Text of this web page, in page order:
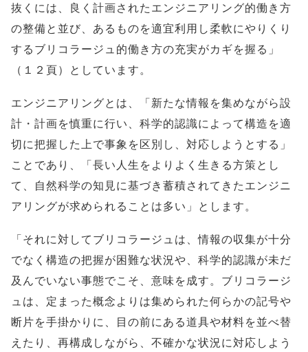
抜くには、良く計画されたエンジニアリング的働き方
の整備と並び、あるものを適宜利用し柔軟にやりくり
するブリコラージュ的働き方の充実がカギを握る」
（１２頁）としています。
エンジニアリングとは、「新たな情報を集めながら設
計・計画を慎重に行い、科学的認識によって構造を適
切に把握した上で事象を区別し、対応しようとする」
ことであり、「長い人生をよりよく生きる方策とし
て、自然科学の知見に基づき蓄積されてきたエンジニ
アリングが求められることは多い」とします。
「それに対してブリコラージュは、情報の収集が十分
でなく構造の把握が困難な状況や、科学的認識が未だ
及んでいない事態でこそ、意味を成す。ブリコラージ
ュは、定まった概念よりは集められた何らかの記号や
断片を手掛かりに、目の前にある道具や材料を並べ替
えたり、再構成しながら、不確かな状況に対応しよう